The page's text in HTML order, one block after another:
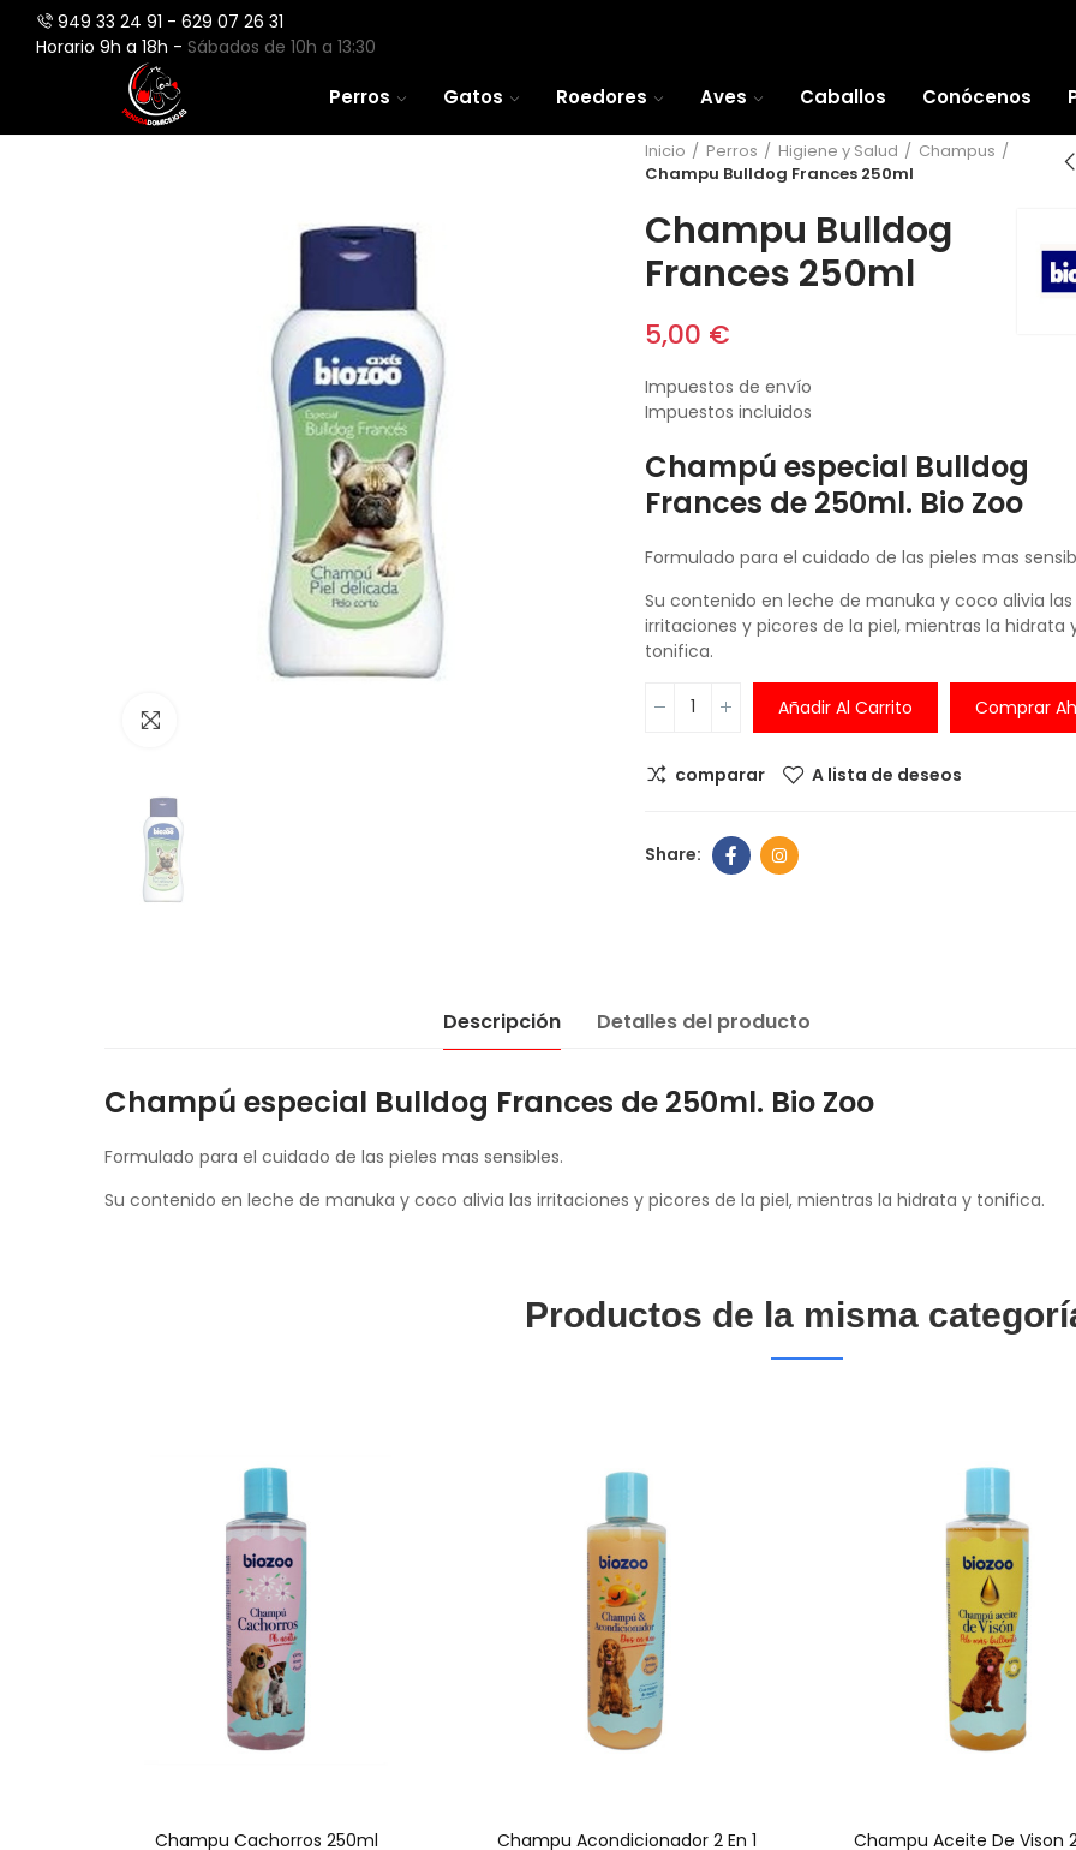
949 33 24 91 - 629 07 26 31
Horario 9h a 18h - Sábados de 10h a 13:30
Perros Gatos Roedores Aves Caballos Conócenos
Inicio Perros Higiene y Salud
Champus
Champu Bulldog Frances 250ml
Champu Bulldog
Frances 250ml
5,00 €
Impuestos de envío
Impuestos incluidos
Champú especial Bulldog
Frances de 250ml. Bio Zoo
Formulado para el cuidado de las pieles mas
Su contenido en leche de manuka y coco alivia las
irritaciones y picores de la piel, mientras la hidrata
tonifica.
Añadir Al Carrito Comprar
comparar A lista de deseos
Descripción Detalles del producto
Champú especial Bulldog Frances de 250ml. Bio Zoo
Formulado para el cuidado de las pieles mas sensibles.
Su contenido en leche de manuka y coco alivia las irritaciones y picores de la piel, mientras la hidrata y tonifica.
ansiedad
6,00 €
Comedero
Productos de la misma
Champu Cachorros 250ml
Champu Acondicionador 2 En 1
Champu Aceite De Vison